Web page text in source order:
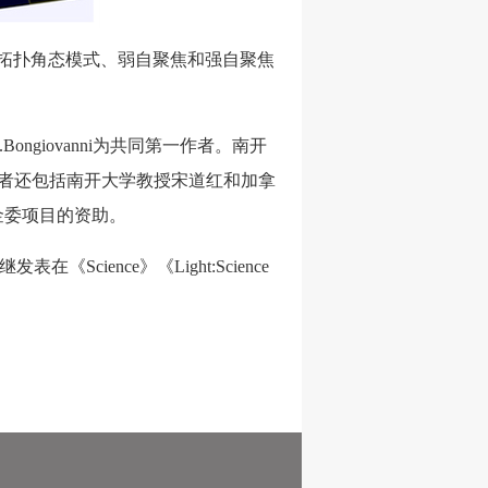
扑角态模式、弱自聚焦和强自聚焦
为共同第一作者。南开
还包括南开大学教授宋道红和加拿
项目的资助。
表在《Science》《Light:Science